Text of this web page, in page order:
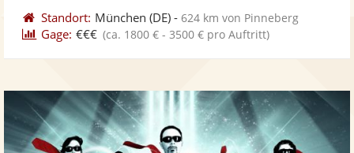
Standort: München (DE) -624 km von Pinneberg
Gage: €€€ (ca. 1800 € - 3500 € pro Auftritt)